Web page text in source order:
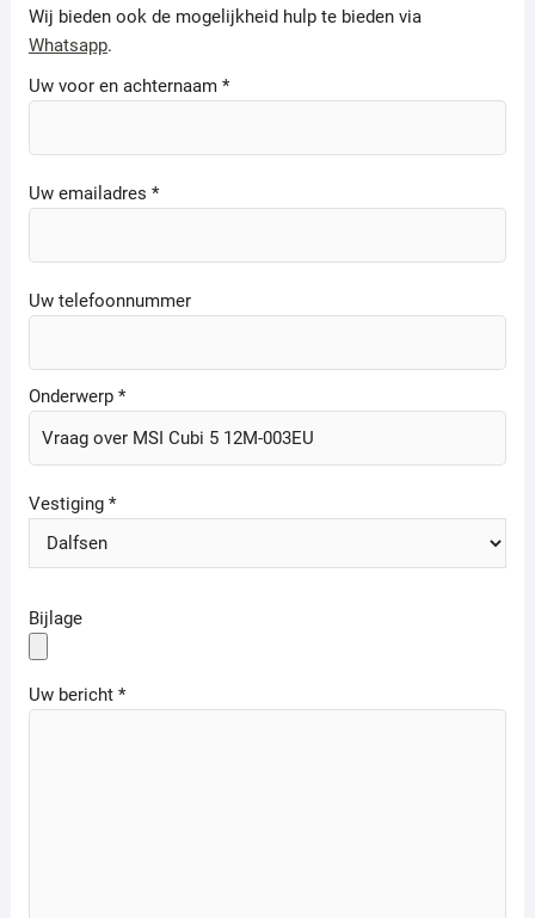
Wij bieden ook de mogelijkheid hulp te bieden via
Whatsapp.
Uw voor en achternaam *
Uw emailadres *
Uw telefoonnummer
Onderwerp *
Vestiging *
Bijlage
Uw bericht *